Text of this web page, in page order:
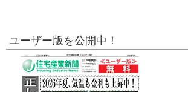
ユーザー版を公開中！